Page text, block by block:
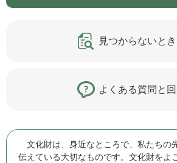
見つからないと
よくある質問と
文化財は、身近なところで、私たちの
伝えている大切なものです。文化財をよ